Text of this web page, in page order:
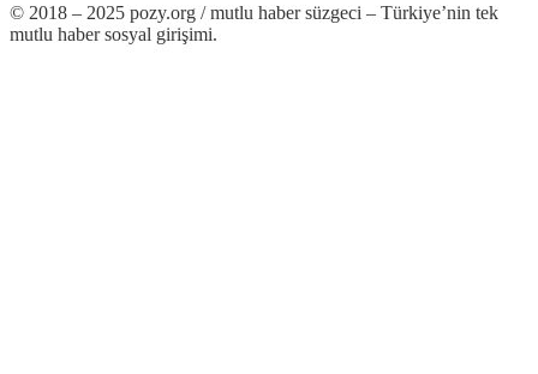
© 2018 – 2025 pozy.org / mutlu haber süzgeci – Türkiye’nin tek
mutlu haber sosyal girişimi.